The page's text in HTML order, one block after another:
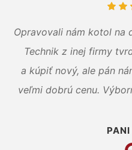
Opravovali nám kotol na
Technik z inej firmy
a kúpiť nový, ale pán
veľmi dobrú cenu.